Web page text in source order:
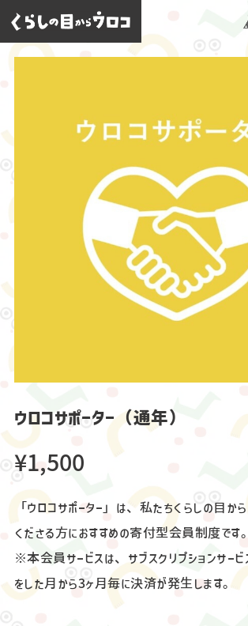
ウロコサポーター（通年）
¥1,500
「ウロコサポーター」は、私たちくらしの目か
くださる方におすすめの寄付型会員制度です。
※本会員サービスは、サブスクリプションサー
をした月から3ヶ月毎に決済が発生します。